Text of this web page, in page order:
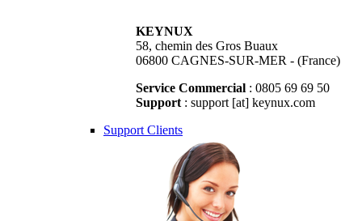
KEYNUX
58, chemin des Gros Buaux
06800 CAGNES-SUR-MER - (France)
Service Commercial : 0805 69 69 50
Support : support [at] keynux.com
Support Clients